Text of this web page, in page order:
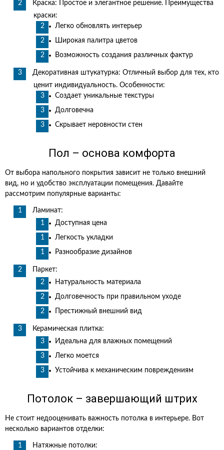
Краска: Простое и элегантное решение. Преимущества
краски:
Легко обновлять интерьер
Широкая палитра цветов
Возможность создания различных фактур
Декоративная штукатурка: Отличный выбор для тех, кто
ценит индивидуальность. Особенности:
Создает уникальные текстуры
Долговечна
Скрывает неровности стен
Пол – основа комфорта
От выбора напольного покрытия зависит не только внешний
вид, но и удобство эксплуатации помещения. Давайте
рассмотрим популярные варианты:
Ламинат:
Доступная цена
Легкость укладки
Разнообразие дизайнов
Паркет:
Натуральность материала
Долговечность при правильном уходе
Престижный внешний вид
Керамическая плитка:
Идеальна для влажных помещений
Легко моется
Устойчива к механическим повреждениям
Потолок – завершающий штрих
Не стоит недооценивать важность потолка в интерьере. Вот
несколько вариантов отделки:
Натяжные потолки: